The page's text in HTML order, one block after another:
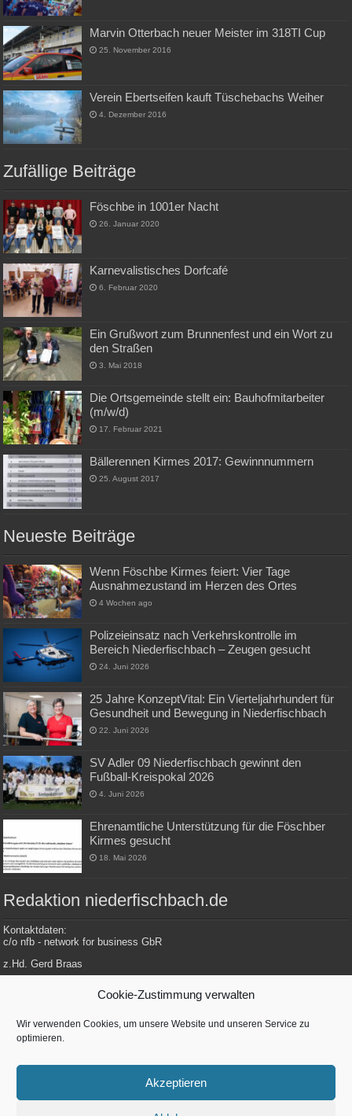
Cookie-Zustimmung verwalten
Wir verwenden Cookies, um unsere Website und unseren Service zu
optimieren.
Akzeptieren
Marvin Otterbach neuer Meister im 318TI Cup
25. November 2016
Verein Ebertseifen kauft Tüschebachs Weiher
4. Dezember 2016
Zufällige Beiträge
Föschbe in 1001er Nacht
26. Januar 2020
Karnevalistisches Dorfcafé
6. Februar 2020
Ein Grußwort zum Brunnenfest und ein Wort zu
den Straßen
3. Mai 2018
Die Ortsgemeinde stellt ein: Bauhofmitarbeiter
(m/w/d)
17. Februar 2021
Bällerennen Kirmes 2017: Gewinnnummern
25. August 2017
Neueste Beiträge
Wenn Föschbe Kirmes feiert: Vier Tage
Ausnahmezustand im Herzen des Ortes
4 Wochen ago
Polizeieinsatz nach Verkehrskontrolle im
Bereich Niederfischbach – Zeugen gesucht
24. Juni 2026
25 Jahre KonzeptVital: Ein Vierteljahrhundert für
Gesundheit und Bewegung in Niederfischbach
22. Juni 2026
SV Adler 09 Niederfischbach gewinnt den
Fußball-Kreispokal 2026
4. Juni 2026
Ehrenamtliche Unterstützung für die Föschber
Kirmes gesucht
18. Mai 2026
Redaktion niederfischbach.de
Kontaktdaten:
c/o nfb - network for business GbR
z.Hd. Gerd Braas
Tel.: 0 27 34 / 479 112
E-Mail: redaktion@niederfischbach.info